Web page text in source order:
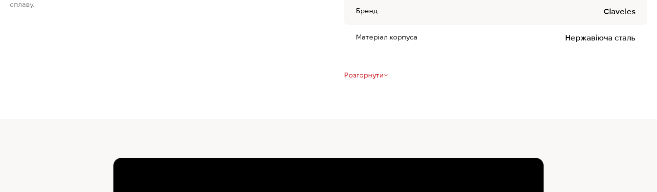
сплаву.
Бренд Claveles
Матеріал корпуса Нержавіюча сталь
Розгорнути